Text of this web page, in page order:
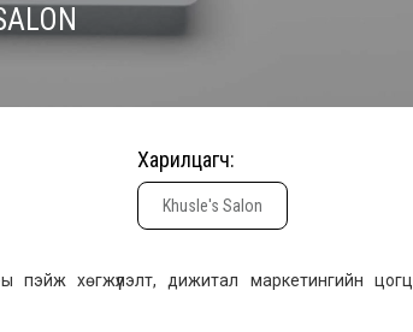
Харилцагч:
Khusle's Salon
пэйж хөгжүүлэлт, дижитал маркетингийн цогц